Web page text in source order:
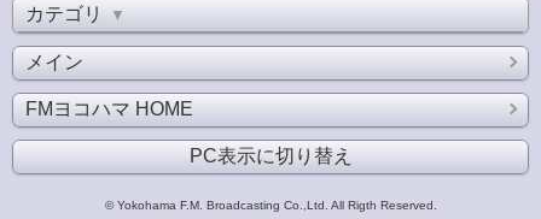
カテゴリ ▼
メイン
FMヨコハマ HOME
PC表示に切り替え
© Yokohama F.M. Broadcasting Co.,Ltd. All Rigth Reserved.